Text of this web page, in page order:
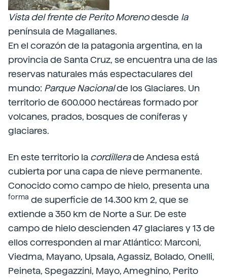
Vista del frente de Perito Morenodesde la
península de Magallanes.
En el corazón de la patagonia argentina, en la
provincia de Santa Cruz, se encuentra una de las
reservas naturales más espectaculares del
mundo: Parque Nacionalde los Glaciares. Un
territorio de 600.000 hectáreas formado por
volcanes, prados, bosques de coníferas y
glaciares.
En este territorio la cordillerade Andesa está
cubierta por una capa de nieve permanente.
Conocido como campo de hielo, presenta una
forma de superficie de 14.300 km 2, que se
extiende a 350 km de Norte a Sur. De este
campo de hielo descienden 47 glaciares y 13 de
ellos corresponden al mar Atlántico: Marconi,
Viedma, Mayano, Upsala, Agassiz, Bolado, Onelli,
Peineta, Spegazzini, Mayo, Ameghino, Perito